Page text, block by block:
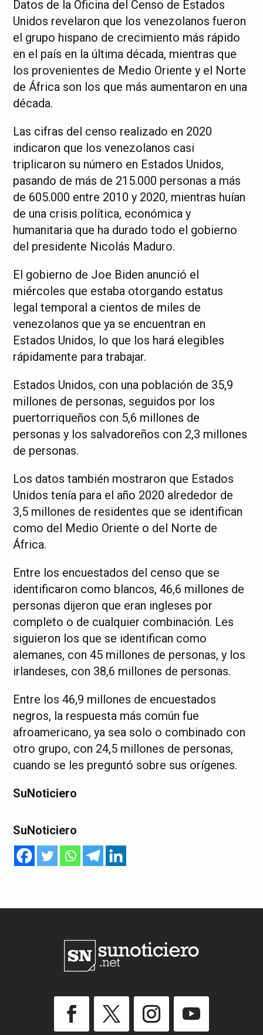
Datos de la Oficina del Censo de Estados
Unidos revelaron que los venezolanos fueron
el grupo hispano de crecimiento más rápido
en el país en la última década, mientras que
los provenientes de Medio Oriente y el Norte
de África son los que más aumentaron en una
década.
Las cifras del censo realizado en 2020
indicaron que los venezolanos casi
triplicaron su número en Estados Unidos,
pasando de más de 215.000 personas a más
de 605.000 entre 2010 y 2020, mientras huían
de una crisis política, económica y
humanitaria que ha durado todo el gobierno
del presidente Nicolás Maduro.
El gobierno de Joe Biden anunció el
miércoles que estaba otorgando estatus
legal temporal a cientos de miles de
venezolanos que ya se encuentran en
Estados Unidos, lo que los hará elegibles
rápidamente para trabajar.
Estados Unidos, con una población de 35,9
millones de personas, seguidos por los
puertorriqueños con 5,6 millones de
personas y los salvadoreños con 2,3 millones
de personas.
Los datos también mostraron que Estados
Unidos tenía para el año 2020 alrededor de
3,5 millones de residentes que se identifican
como del Medio Oriente o del Norte de
África.
Entre los encuestados del censo que se
identificaron como blancos, 46,6 millones de
personas dijeron que eran ingleses por
completo o de cualquier combinación. Les
siguieron los que se identifican como
alemanes, con 45 millones de personas, y los
irlandeses, con 38,6 millones de personas.
Entre los 46,9 millones de encuestados
negros, la respuesta más común fue
afroamericano, ya sea solo o combinado con
otro grupo, con 24,5 millones de personas,
cuando se les preguntó sobre sus orígenes.
SuNoticiero
SuNoticiero